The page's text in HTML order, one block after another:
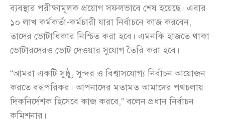
ব্যবস্থার পরীক্ষামূলক প্রয়োগ সফলভাবে শেষ হয়েছে। এবার
১০ লাখ কর্মকর্তা-কর্মচারী যারা নির্বাচনে কাজ করবেন,
তাদের ভোটাধিকার নিশ্চিত করা হবে। এমনকি হাজতে থাকা
ভোটারদেরও ভোট দেওয়ার সুযোগ তৈরি করা হবে।
“আমরা একটি সুষ্ঠু, সুন্দর ও বিশ্বাসযোগ্য নির্বাচন আয়োজন
করতে বদ্ধপরিকর। আপনাদের মতামত আমাদের পথচলায়
দিকনির্দেশক হিসেবে কাজ করবে,” বলেন প্রধান নির্বাচন
কমিশনার।